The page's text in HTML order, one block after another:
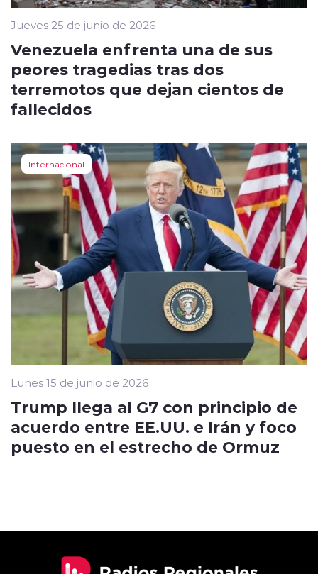
Jueves 25 de junio de 2026
Venezuela enfrenta una de sus
peores tragedias tras dos
terremotos que dejan cientos de
fallecidos
Internacional
Lunes 15 de junio de 2026
Trump llega al G7 con principio de
acuerdo entre EE.UU. e Irán y foco
puesto en el estrecho de Ormuz